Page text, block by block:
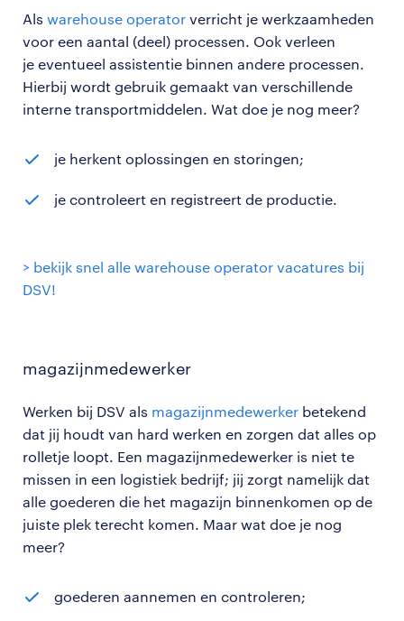
Als warehouse operator verricht je werkzaamheden
voor een aantal (deel) processen. Ook verleen
je eventueel assistentie binnen andere processen.
Hierbij wordt gebruik gemaakt van verschillende
interne transportmiddelen. Wat doe je nog meer?
je herkent oplossingen en storingen;
je controleert en registreert de productie.
> bekijk snel alle warehouse operator vacatures bij
DSV!
magazijnmedewerker
Werken bij DSV als magazijnmedewerker betekend
dat jij houdt van hard werken en zorgen dat alles op
rolletje loopt. Een magazijnmedewerker is niet te
missen in een logistiek bedrijf; jij zorgt namelijk dat
alle goederen die het magazijn binnenkomen op de
juiste plek terecht komen. Maar wat doe je nog
meer?
goederen aannemen en controleren;